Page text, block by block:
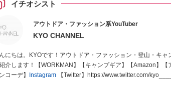
イチオシスト
アウトドア・ファッション系YouTuber
KYO CHANNEL
にちは。KYOです！アウトドア・ファッション・登山・キ
介します！【WORKMAN】【キャンプギア】【Amazon】
コーデ】
Instagram【Twitter】https://www.twitter.com/